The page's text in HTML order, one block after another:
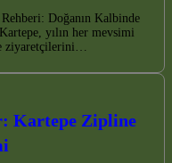
Doğanın Kalbinde
yılın her mevsimi
ziyaretçilerini…
Kartepe Zipline